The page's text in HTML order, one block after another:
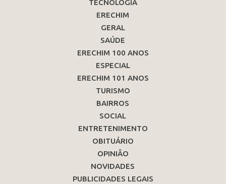
TECNOLOGIA
ERECHIM
GERAL
SAÚDE
ERECHIM 100 ANOS
ESPECIAL
ERECHIM 101 ANOS
TURISMO
BAIRROS
SOCIAL
ENTRETENIMENTO
OBITUÁRIO
OPINIÃO
NOVIDADES
PUBLICIDADES LEGAIS